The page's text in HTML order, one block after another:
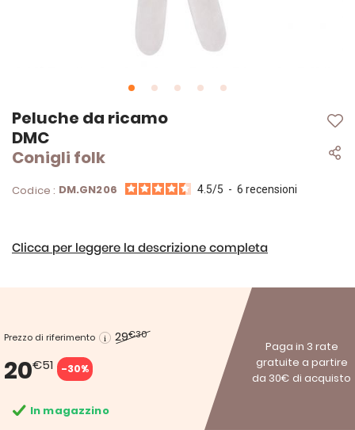
Peluche da ricamo
DMC
Conigli folk
Codice : DM.GN206 4.5/5 - 6 recensioni
Clicca per leggere la descrizione completa
Prezzo di riferimento 29€30
20€51 -30%
Paga in 3 rate
gratuite a partire
da 30€ di acquisto
In magazzino
Vai
all'inizio
della
galleria
immagini